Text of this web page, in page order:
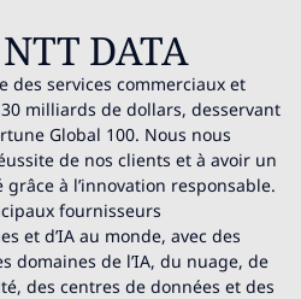
DATA
des services commerciaux et
milliards de dollars, desservant
Global 100. Nous nous
de nos clients et à avoir un
à l’innovation responsable.
fournisseurs
et d’IA au monde, avec des
domaines de l’IA, du nuage, de
des centres de données et des